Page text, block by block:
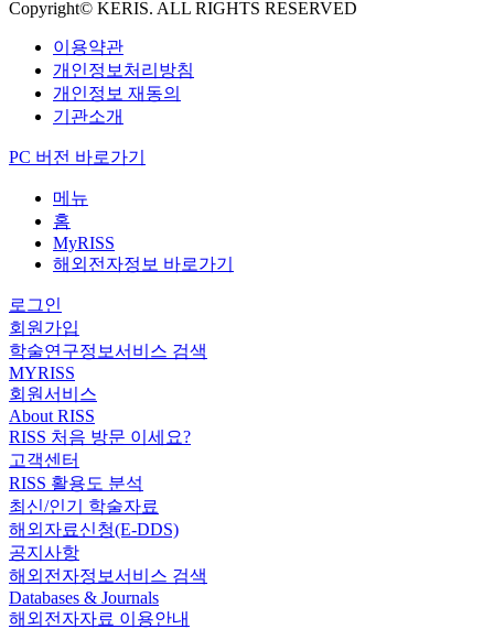
Copyright© KERIS. ALL RIGHTS RESERVED
이용약관
개인정보처리방침
개인정보 재동의
기관소개
PC 버전 바로가기
메뉴
홈
MyRISS
해외전자정보 바로가기
로그인
회원가입
학술연구정보서비스 검색
MYRISS
회원서비스
About RISS
RISS 처음 방문 이세요?
고객센터
RISS 활용도 분석
최신/인기 학술자료
해외자료신청(E-DDS)
공지사항
해외전자정보서비스 검색
Databases & Journals
해외전자자료 이용안내